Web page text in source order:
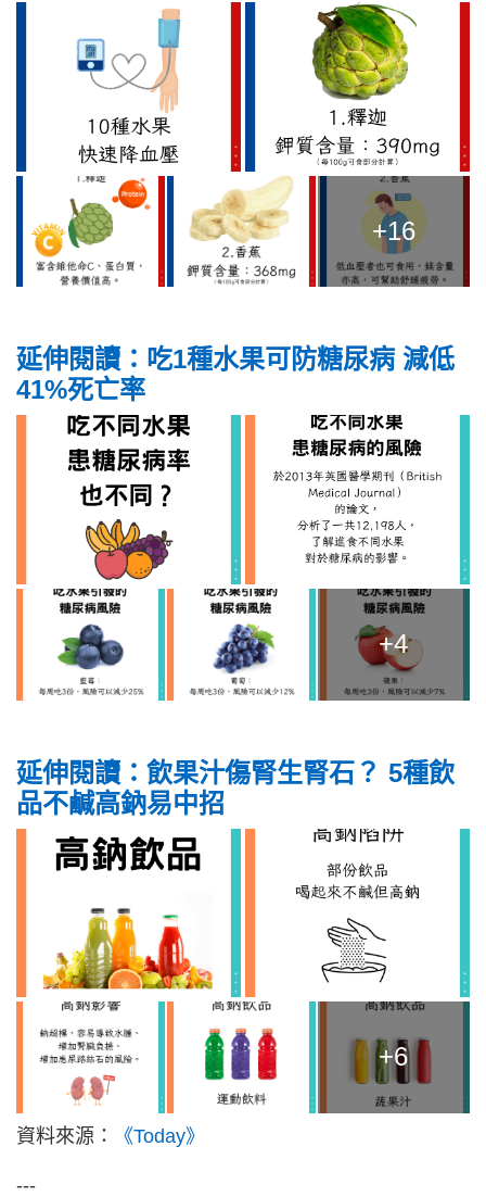
+16
延伸閱讀： 吃1種水果可防糖尿病 減低
41%死亡率
+4
延伸閱讀：飲果汁傷腎生腎石？ 5種飲
品不鹹高鈉易中招
+6
資料來源： 《Today》
---